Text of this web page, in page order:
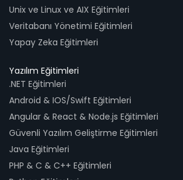
Unix ve Linux ve AIX Eğitimleri
Veritabanı Yönetimi Eğitimleri
Yapay Zeka Eğitimleri
Yazılım Eğitimleri
.NET Eğitimleri
Android & IOS/Swift Eğitimleri
Angular & React & Node.js Eğitimleri
Güvenli Yazılım Geliştirme Eğitimleri
Java Eğitimleri
PHP & C & C++ Eğitimleri